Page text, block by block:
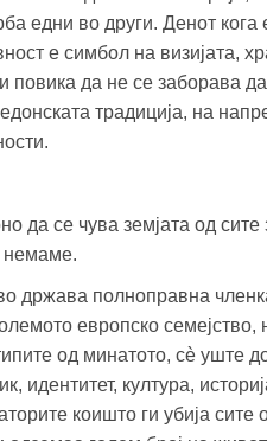
едни во други. Денот кога
е симбол на визијата,
повика да не се заборава
традиција, на
да се чува земјата од сите
немаме.
држава полноправна
европско
од минатото, сè уште
идентитет, култура,
коишто ги убија